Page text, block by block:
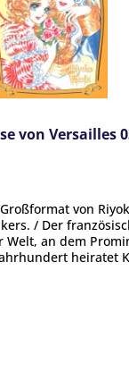
von Versailles
von
/ Der
Welt, an dem
heiratet